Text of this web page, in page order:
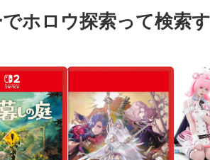
でホロウ探索って検索